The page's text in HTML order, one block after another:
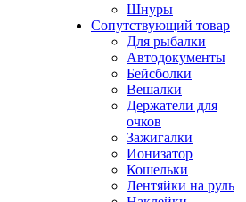
Шнуры
Сопутствующий товар
Для рыбалки
Автодокументы
Бейсболки
Вешалки
Держатели для
очков
Зажигалки
Ионизатор
Кошельки
Лентяйки на руль